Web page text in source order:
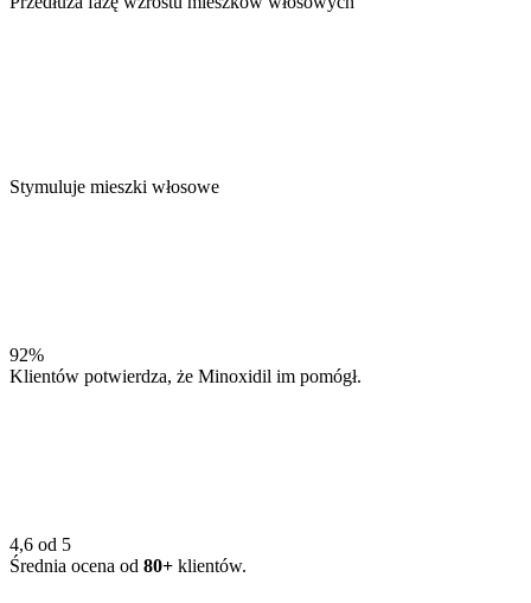
Stymuluje mieszki włosowe
92%
Klientów potwierdza, że Minoxidil im pomógł.
4,6 od 5
Średnia ocena od 80+ klientów.